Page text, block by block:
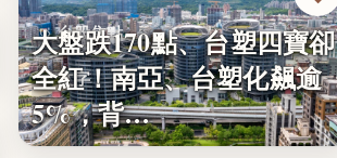
台股焦點
文字
大盤跌170點、台塑四寶卻
全紅！南亞、台塑化飆逾
5%，背…